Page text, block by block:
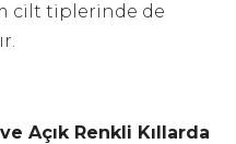
cilt tiplerinde de
Açık Renkli Kıllarda